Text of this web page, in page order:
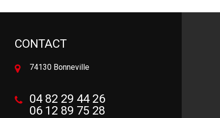
CONTACT
74130 Bonneville
04 82 29 44 26
06 12 89 75 28